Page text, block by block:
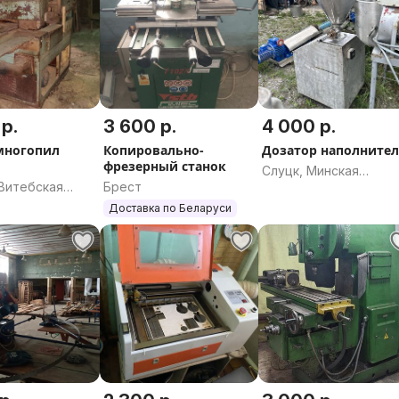
3 600 р.
Копировально-
фрезерный станок
Брест
Доставка по Беларуси
4 000 р.
Дозатор
Слуцк, Минская